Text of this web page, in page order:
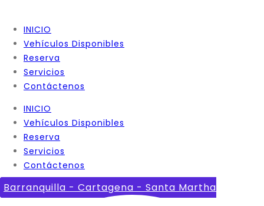
INICIO
Vehículos Disponibles
Reserva
Servicios
Contáctenos
INICIO
Vehículos Disponibles
Reserva
Servicios
Contáctenos
Barranquilla - Cartagena - Santa Martha